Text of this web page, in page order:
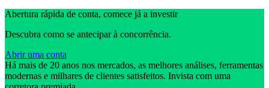
Abertura rápida de conta, comece já a investir
Descubra como se antecipar à concorrência.
Abrir uma conta
Há mais de 20 anos nos mercados, as melhores análises, ferramentas
modernas e milhares de clientes satisfeitos. Invista com uma